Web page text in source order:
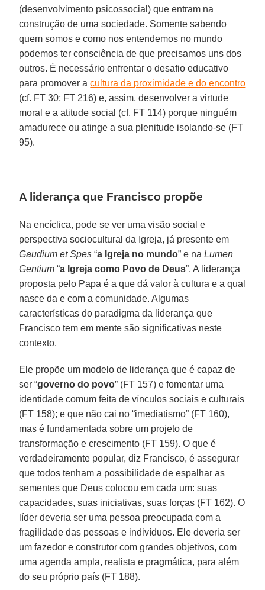
(desenvolvimento psicossocial) que entram na
construção de uma sociedade. Somente sabendo
quem somos e como nos entendemos no mundo
podemos ter consciência de que precisamos uns dos
outros. É necessário enfrentar o desafio educativo
para promover acultura da proximidade e do encontro
(cf. FT 30; FT 216) e, assim, desenvolver a virtude
moral e a atitude social (cf. FT 114) porque ninguém
amadurece ou atinge a sua plenitude isolando-se (FT
95).
A liderança que Francisco propõe
Na encíclica, pode se ver uma visão social e
perspectiva sociocultural da Igreja, já presente em
Gaudium et Spes “a Igreja no mundo” e naLumen
Gentium “a Igreja como Povo de Deus”. A liderança
proposta pelo Papa é a que dá valor à cultura e a qual
nasce da e com a comunidade. Algumas
características do paradigma da liderança que
Francisco tem em mente são significativas neste
contexto.
Ele propõe um modelo de liderança que é capaz de
ser “governo do povo” (FT 157) e fomentar uma
identidade comum feita de vínculos sociais e culturais
(FT 158); e que não cai no “imediatismo” (FT 160),
mas é fundamentada sobre um projeto de
transformação e crescimento (FT 159). O que é
verdadeiramente popular, diz Francisco, é assegurar
que todos tenham a possibilidade de espalhar as
sementes que Deus colocou em cada um: suas
capacidades, suas iniciativas, suas forças (FT 162). O
líder deveria ser uma pessoa preocupada com a
fragilidade das pessoas e indivíduos. Ele deveria ser
um fazedor e construtor com grandes objetivos, com
uma agenda ampla, realista e pragmática, para além
do seu próprio país (FT 188).